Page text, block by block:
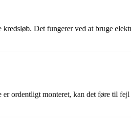
Det fungerer ved at bruge
monteret, kan det føre til